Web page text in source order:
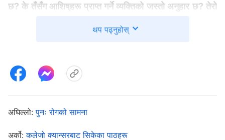
छ? के तँसँग आशिष्‌हरू प्राप्‍त गर्ने व्यक्तिको जस्तो अनुहार छ? तेरो
सत्यतालाई अभ्यास गरेको छैनस्, तैपनि अझ तँ सुन्दर भोली, अर्थात्
१। परमेश्‍वरको देखापराइ र काम। अपरिवर्तित स्वभाव हुनु भनेको
हुँदैन र? हुन्छ, र यही तथ्य हो। मानिसहरूले यसबारेमा त्यति कुरा नगरे
पनि, र तिनीहरूले आशिष्‌हरू पाउने आफ्‍नो मनसाय र इच्छालाई
थप पढ्नुहोस्
अघिल्लो:पुनः रोगको सामना
अर्को:कलेजो क्यान्सरबाट सिकेका पाठहरू